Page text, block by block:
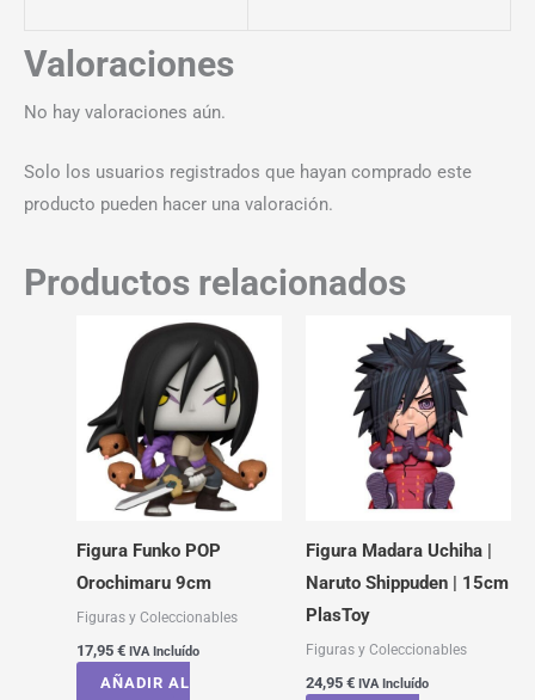
Valoraciones
No hay valoraciones aún.
Solo los usuarios registrados que hayan comprado este
producto pueden hacer una valoración.
Productos relacionados
Figura Funko POP
Orochimaru 9cm
Figuras y Coleccionables
17,95 € IVA Incluído
AÑADIR AL
Figura Madara Uchiha |
Naruto Shippuden | 15cm
PlasToy
Figuras y Coleccionables
24,95 € IVA Incluído